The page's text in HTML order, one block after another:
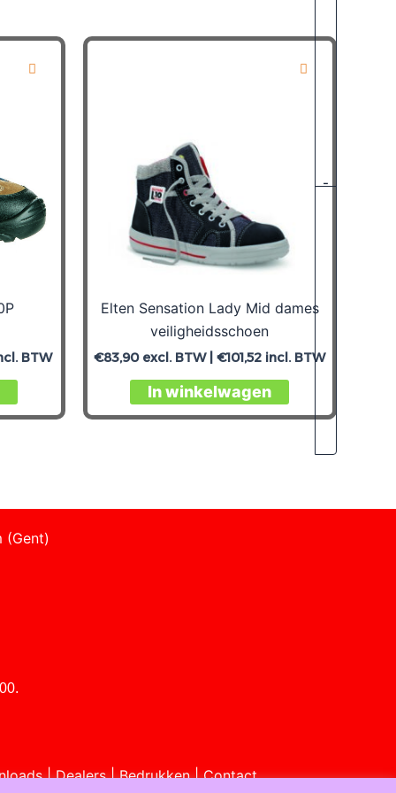
-
BTW
Elten Sensation Lady Mid dames
veiligheidsschoen
€83,90excl. BTW |€101,52 incl. BTW
In winkelwagen
(Gent)
|Dealers|Bedrukken|Contact